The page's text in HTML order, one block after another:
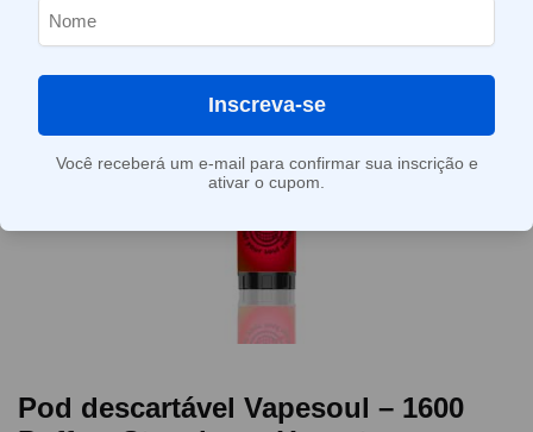
Pod descartável Vapesoul – 1600
Inscreva-se
Você receberá um e-mail para confirmar sua inscrição e
ativar o cupom.